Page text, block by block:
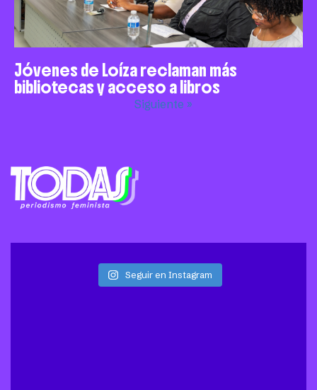
Jóvenes de Loíza reclaman más
bibliotecas y acceso a libros
Siguiente »
Seguir en Instagram